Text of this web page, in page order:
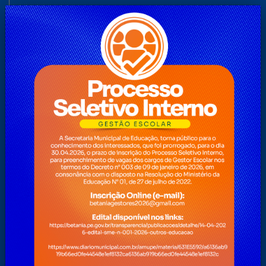
Folha de Pagamento
Formulário de cadastramento para Transporte Escolar
Universitário/Ensino Técnico
Glossário
História
Início
Legislação
Licitações Fundo Municipal de Assistência Social
Licitações Fundo Municipal de Saúde
Licitações Prefeitura
Mapa do Site
Nota Fiscal Eletrônica
Notícias
O Prefeito
Perguntas Frequentes
Pesquisas